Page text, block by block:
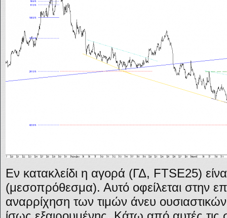
Εν κατακλείδι η αγορά (ΓΔ, FTSE25)
(μεσοπρόθεσμα). Αυτό οφείλεται στην
αναρρίχηση των τιμών άνευ